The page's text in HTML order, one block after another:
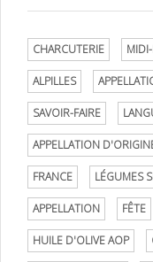
CHARCUTERIE
ALPILLES
SAVOIR-FAIRE
APPELLATION
FRANCE LÉGUMES
APPELLATION FÊTE
HUILE D'OLIVE AOP